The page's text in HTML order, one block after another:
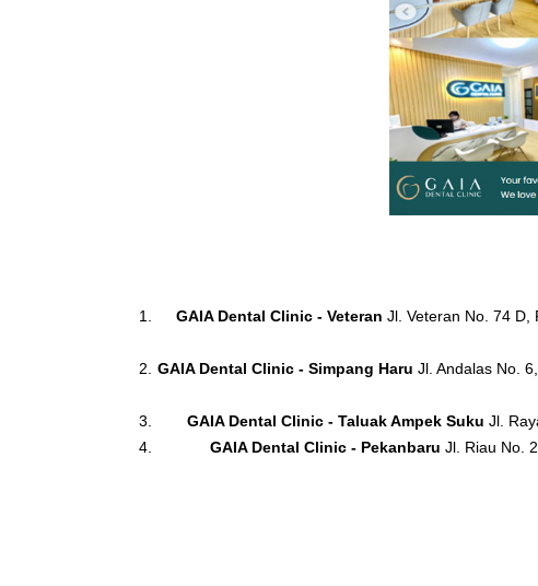
GAIA Dental Clinic - Veteran Jl. Veteran No. 74 D,
GAIA Dental Clinic - Simpang Haru Jl. Andalas No.
GAIA Dental Clinic - Taluak Ampek Suku Jl.
GAIA Dental Clinic - Pekanbaru Jl. Riau No.